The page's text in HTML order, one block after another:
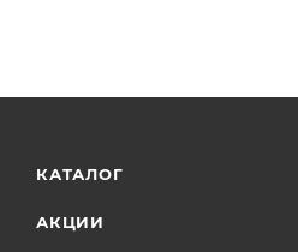
КАТАЛОГ
АКЦИИ